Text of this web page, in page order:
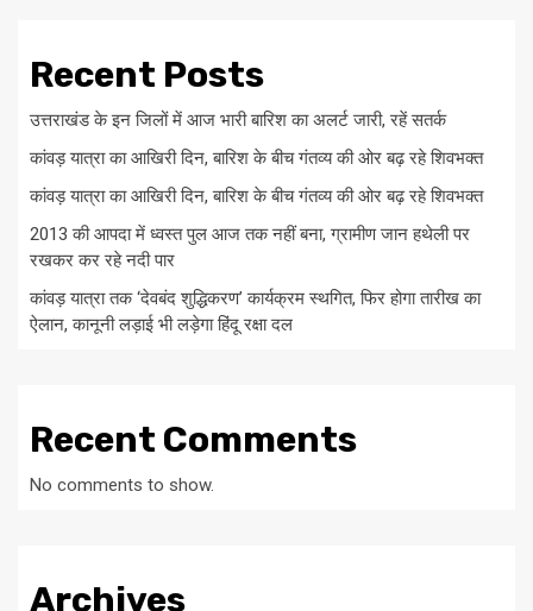
Recent Posts
उत्तराखंड के इन जिलों में आज भारी बारिश का अलर्ट जारी, रहें सतर्क
कांवड़ यात्रा का आखिरी दिन, बारिश के बीच गंतव्य की ओर बढ़ रहे शिवभक्त
कांवड़ यात्रा का आखिरी दिन, बारिश के बीच गंतव्य की ओर बढ़ रहे शिवभक्त
2013 की आपदा में ध्वस्त पुल आज तक नहीं बना, ग्रामीण जान हथेली पर
रखकर कर रहे नदी पार
कांवड़ यात्रा तक ‘देवबंद शुद्धिकरण’ कार्यक्रम स्थगित, फिर होगा तारीख का
ऐलान, कानूनी लड़ाई भी लड़ेगा हिंदू रक्षा दल
Recent Comments
No comments to show.
Archives